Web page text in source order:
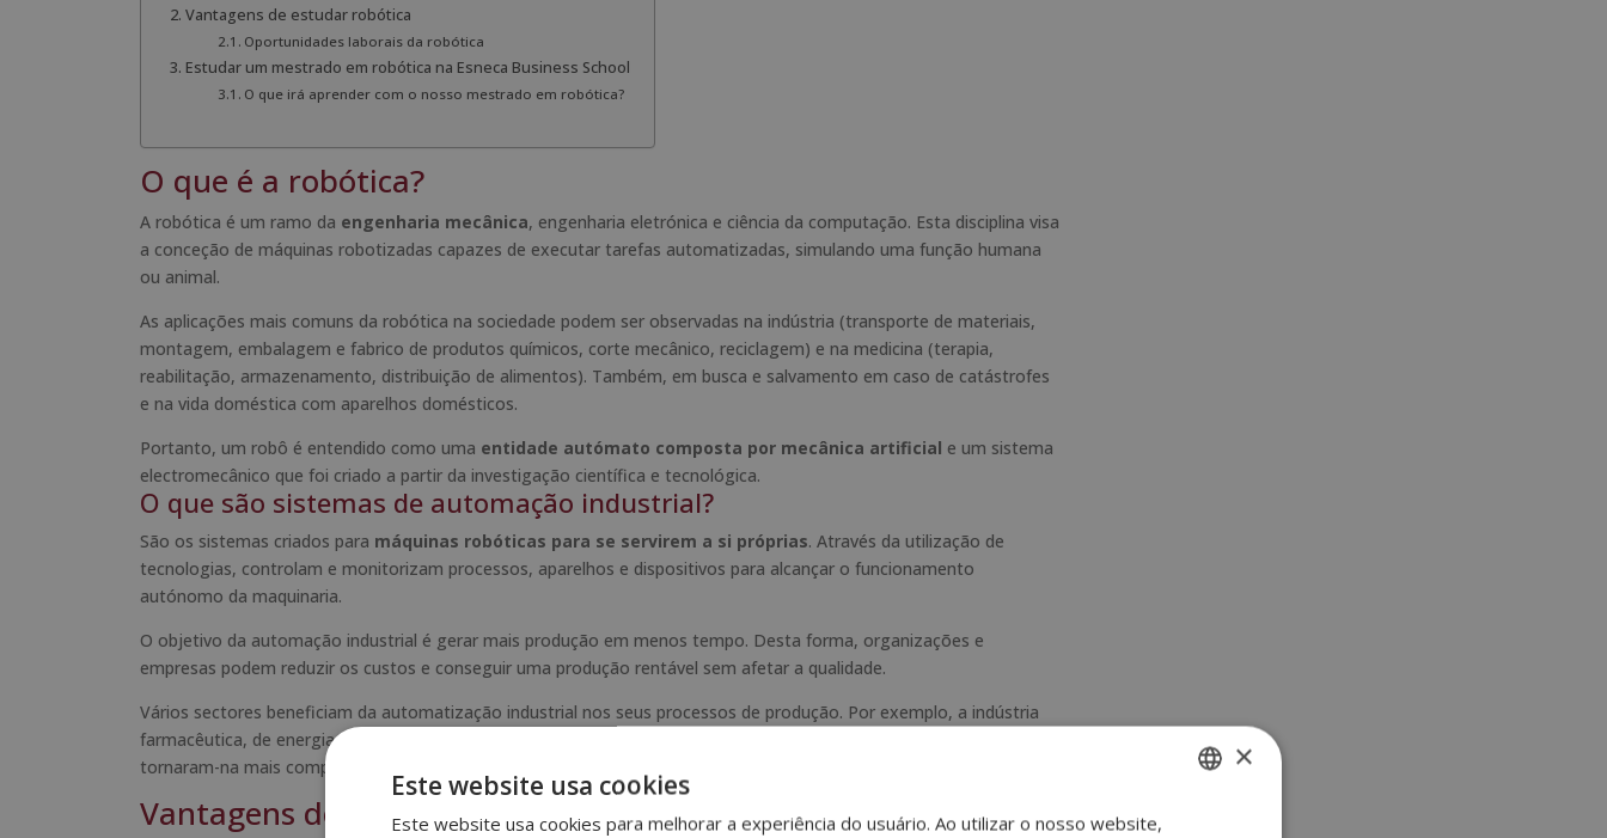
Vantagens de estudar robótica
Oportunidades laborais da robótica
Estudar um mestrado em robótica na Esneca Business School
O que irá aprender com o nosso mestrado em robótica?
O que é a robótica?
A robótica é um ramo da engenharia mecânica, engenharia eletrónica e ciência da computação. Esta disciplina visa
a conceção de máquinas robotizadas capazes de executar tarefas automatizadas, simulando uma função humana
ou animal.
As aplicações mais comuns da robótica na sociedade podem ser observadas na indústria (transporte de materiais,
montagem, embalagem e fabrico de produtos químicos, corte mecânico, reciclagem) e na medicina (terapia,
reabilitação, armazenamento, distribuição de alimentos). Também, em busca e salvamento em caso de catástrofes
e na vida doméstica com aparelhos domésticos.
Portanto, um robô é entendido como uma entidade autómato composta por mecânica artificial e um sistema
electromecânico que foi criado a partir da investigação científica e tecnológica.
O que são sistemas de automação industrial?
São os sistemas criados para máquinas robóticas para se servirem a si próprias. Através da utilização de
tecnologias, controlam e monitorizam processos, aparelhos e dispositivos para alcançar o funcionamento
autónomo da maquinaria.
O objetivo da automação industrial é gerar mais produção em menos tempo. Desta forma, organizações e
empresas podem reduzir os custos e conseguir uma produção rentável sem afetar a qualidade.
Vários sectores beneficiam da automatização industrial nos seus processos de produção. Por exemplo, a indústria
farmacêutica, de energias renováveis, alimentar, de telecomunicações ou automóvel utilizaram esta tecnologia e
tornaram-na mais competitiva.
Vantagens de estudar robótica SPANISH
×
Este website usa cookies
Este website usa cookies para melhorar a experiência do usuário. Ao utilizar o nosso website,